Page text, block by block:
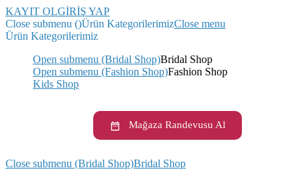
KAYIT OLGİRİŞ YAP
Close submenu ()Ürün KategorilerimizClose menu
Ürün Kategorilerimiz
Open submenu (Bridal Shop)Bridal Shop
Open submenu (Fashion Shop)Fashion Shop
Kids Shop
Mağaza Randevusu Al
Close submenu (Bridal Shop)Bridal Shop